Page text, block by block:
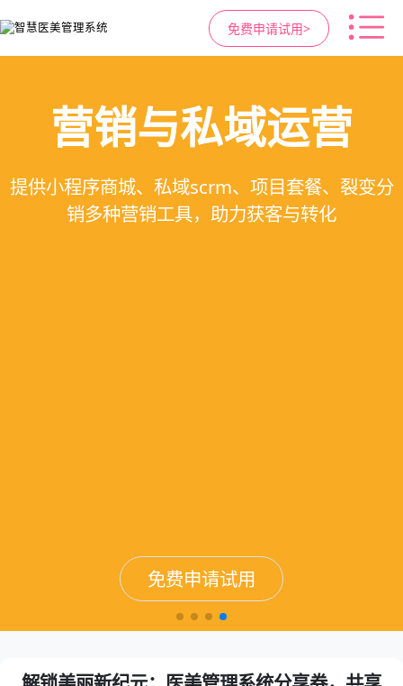
免费申请试用>
医疗资源调度管理
支持电子病历、医生排班、手术室管理、智能预
约分配，科学安排医疗资源
免费申请试用
高净值客户价值挖掘
支持客户分级管理、消费轨迹追踪、个性化方案
定制、实现客户长期价值挖掘
免费申请试用
营销与私域运营
提供小程序商城、私域scrm、项目套餐、裂变分
销多种营销工具，助力获客与转化
免费申请试用
智慧医美管理系统
一站式解决医美机构预约、咨询、手术安排、会
员管理、财务核算全流程管理
免费申请试用